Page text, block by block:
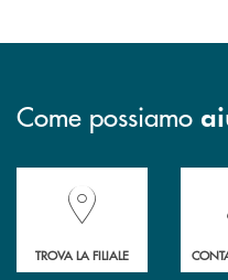
Come possiamo
Accedi all' elenco completo
TROVA LA FILIALE
Hai